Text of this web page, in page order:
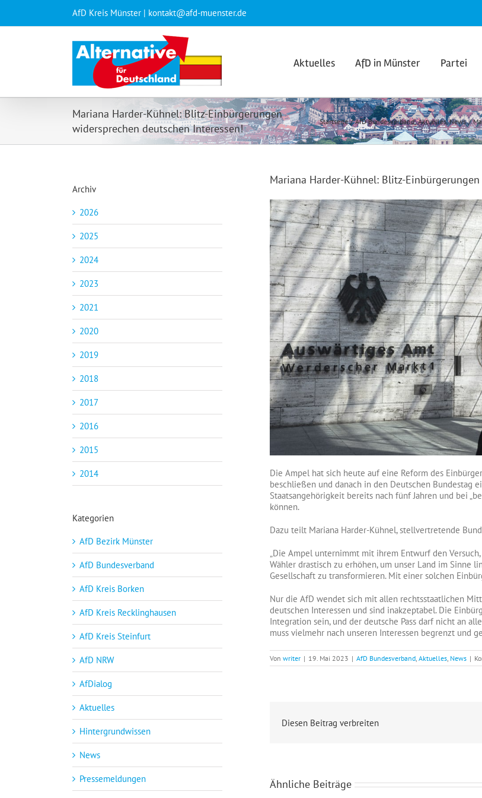
springen
AfD Kreis Münster | kontakt@afd-muenster.de
Aktuelles AfD in Münster Partei
Mariana Harder-Kühnel: Blitz-Einbürgerungen
widersprechen deutschen Interessen!
Startseite AfD Bundesverband Aktuelles News
Mariana Harder-Kühnel: Blitz-
Die Ampel hat sich heute auf eine Reform des
beschließen und danach in den Deutschen Bundestag
Staatsangehörigkeit bereits nach fünf Jahren und bei
können.
Dazu teilt Mariana Harder-Kühnel, stellvertretende
„Die Ampel unternimmt mit ihrem Entwurf den
Wähler drastisch zu erhöhen, um unser Land im
Gesellschaft zu transformieren. Mit einer solchen
Nur die AfD wendet sich mit allen rechtsstaatlichen
deutschen Interessen und sind inakzeptabel. Die
Integration sein, und der deutsche Pass darf nicht an
muss vielmehr nach unseren Interessen begrenzt und
Von writer | 19. Mai 2023 | AfD Bundesverband, Aktuelles, News |
Diesen Beitrag verbreiten
Ähnliche Beiträge
Archiv
2026
2025
2024
2023
2021
2020
2019
2018
2017
2016
2015
2014
Kategorien
AfD Bezirk Münster
AfD Bundesverband
AfD Kreis Borken
AfD Kreis Recklinghausen
AfD Kreis Steinfurt
AfD NRW
AfDialog
Aktuelles
Hintergrundwissen
News
Pressemeldungen